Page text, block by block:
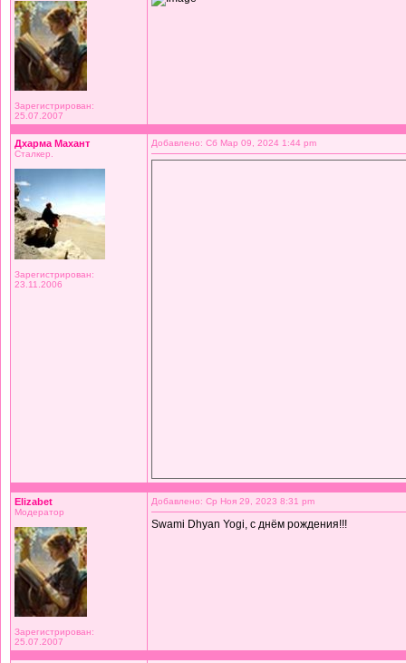
Зарегистрирован:
25.07.2007
Дхарма Махант
Сталкер.
Зарегистрирован:
23.11.2006
Добавлено: Сб Мар 09, 2024 1:44 pm
Elizabet
Модератор
Зарегистрирован:
25.07.2007
Добавлено: Ср Ноя 29, 2023 8:31 pm
Swami Dhyan Yogi, с днём рождения!!!